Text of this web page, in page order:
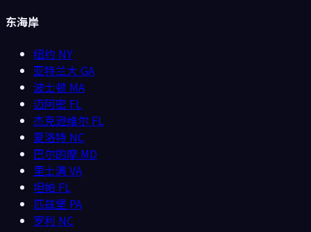
东海岸
纽约 NY
亚特兰大 GA
波士顿 MA
迈阿密 FL
杰克逊维尔 FL
夏洛特 NC
巴尔的摩 MD
里士满VA
坦帕 FL
匹兹堡 PA
罗利 NC